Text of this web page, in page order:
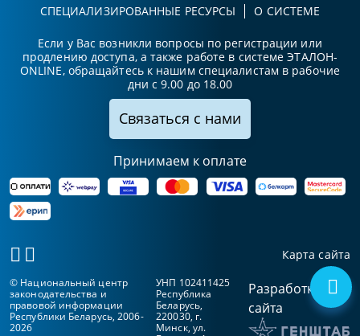
СПЕЦИАЛИЗИРОВАННЫЕ РЕСУРСЫ
О СИСТЕМЕ
Если у Вас возникли вопросы по регистрации или
продлению доступа, а также работе в системе ЭТАЛОН-
ONLINE, обращайтесь к нашим специалистам в рабочие
дни с 9.00 до 18.00
Связаться с нами
Принимаем к оплате
Карта сайта
© Национальный центр
законодательства и
правовой информации
Республики Беларусь, 2006-
2026
УНП 102411425
Республика
Беларусь,
220030, г.
Минск, ул.
Разработка
сайта